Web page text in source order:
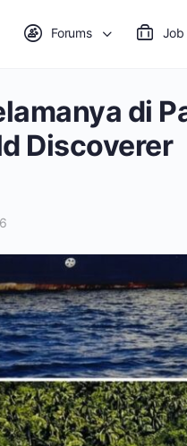
Forums Job
di
Discoverer